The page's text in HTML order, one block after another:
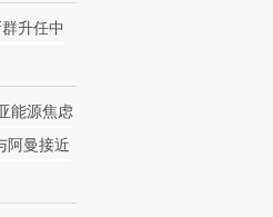
视线｜被称为“蟑螂”的印
升任中
能源焦虑
阿曼接近